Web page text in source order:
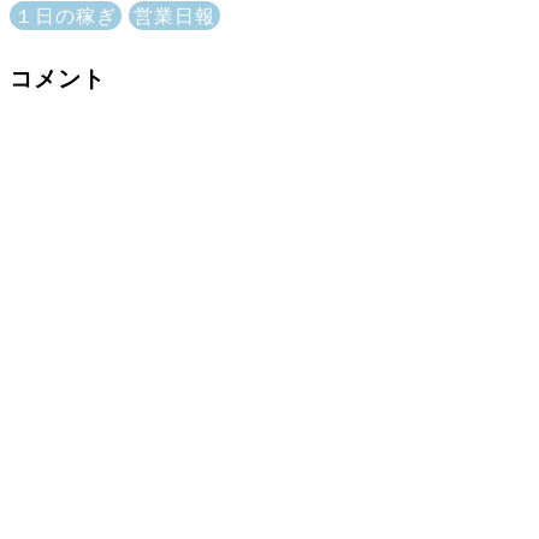
１日の稼ぎ 営業日報
コメント